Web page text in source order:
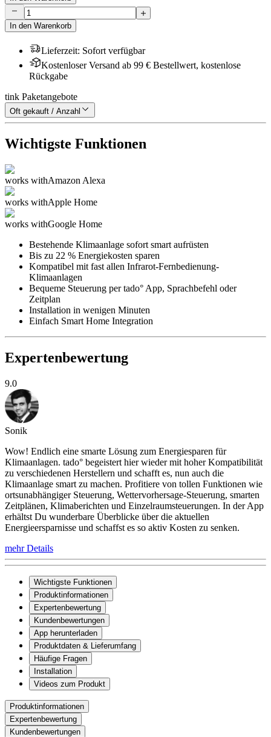
In den Warenkorb
Lieferzeit: Sofort verfügbar
Kostenloser Versand ab 99 € Bestellwert, kostenlose
Rückgabe
tink Paketangebote
Oft gekauft / Anzahl
Wichtigste Funktionen
works withAmazon Alexa
works withApple Home
works withGoogle Home
Bestehende Klimaanlage sofort smart aufrüsten
Bis zu 22 % Energiekosten sparen
Kompatibel mit fast allen Infrarot-Fernbedienung-
Klimaanlagen
Bequeme Steuerung per tado° App, Sprachbefehl oder
Zeitplan
Installation in wenigen Minuten
Einfach Smart Home Integration
Expertenbewertung
9.0
Sonik
Wow! Endlich eine smarte Lösung zum Energiesparen für
Klimaanlagen. tado° begeistert hier wieder mit hoher Kompatibilität
zu verschiedenen Herstellern und schafft es, nun auch die
Klimaanlage smart zu machen. Profitiere von tollen Funktionen wie
ortsunabhängiger Steuerung, Wettervorhersage-Steuerung, smarten
Zeitplänen, Klimaberichten und Einzelraumsteuerungen. In der App
erhältst Du wunderbare Überblicke über die aktuellen
Energieersparnisse und schaffst es so aktiv Kosten zu senken.
mehr Details
Wichtigste Funktionen
Produktinformationen
Expertenbewertung
Kundenbewertungen
App herunterladen
Produktdaten & Lieferumfang
Häufige Fragen
Installation
Videos zum Produkt
Produktinformationen
Expertenbewertung
Kundenbewertungen